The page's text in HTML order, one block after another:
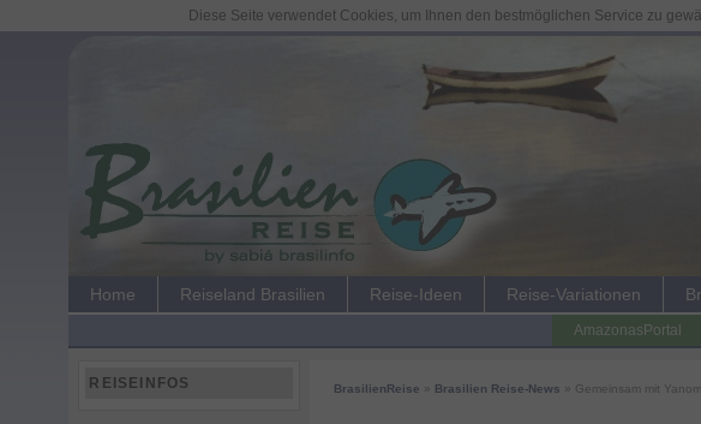
Home Reiseland Brasilien Reise-Ideen Reise-Variationen
AmazonasPortal
BrasilienReise Brasilien Reise-News » Gemeinsam mit
REISEINFOS
Diese Seite verwendet Cookies, um Ihnen den bestmöglichen Service zu